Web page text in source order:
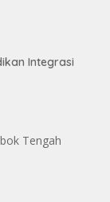
Integrasi
Tengah